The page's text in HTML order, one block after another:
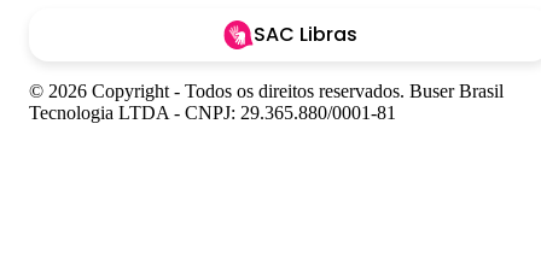
SAC Libras
© 2026 Copyright - Todos os direitos reservados. Buser Brasil
Tecnologia LTDA - CNPJ: 29.365.880/0001-81